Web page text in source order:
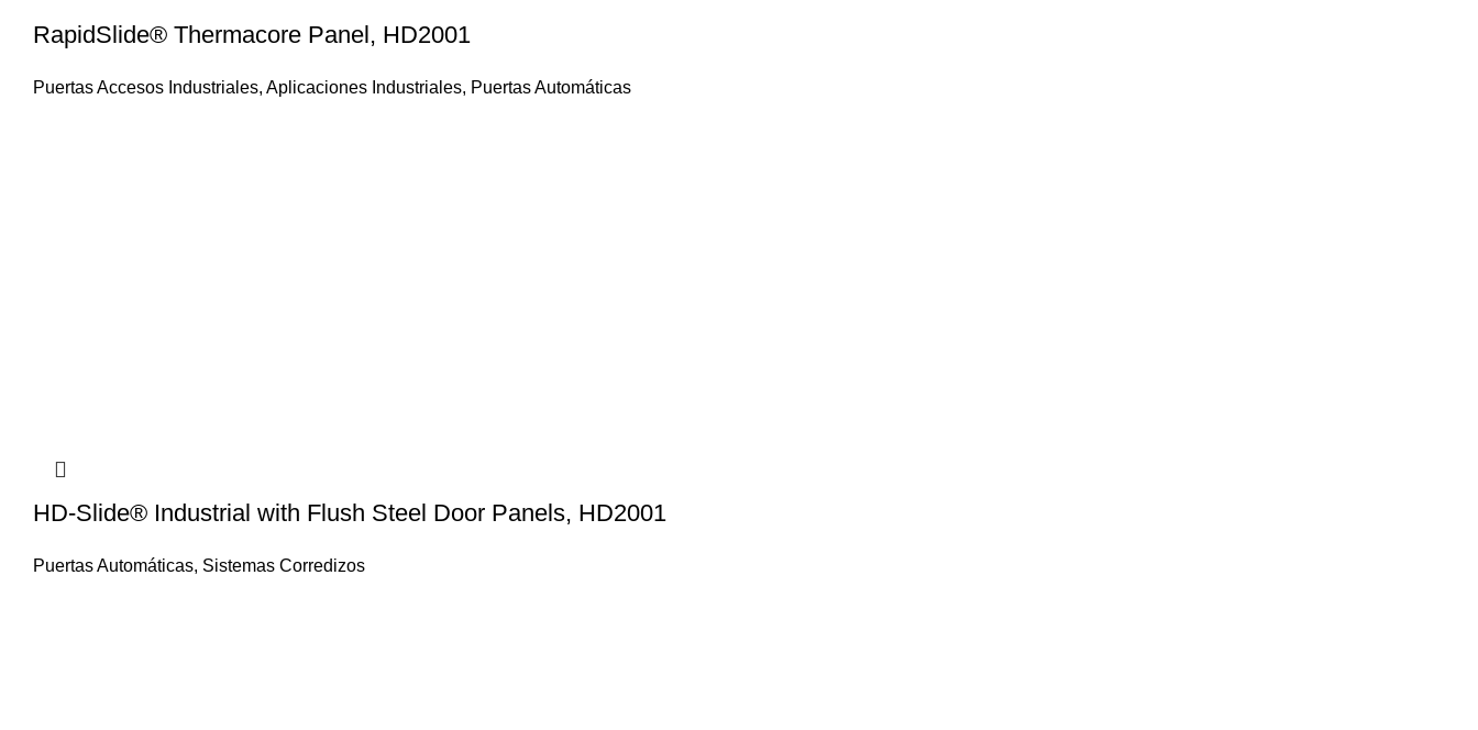
RapidSlide® Thermacore Panel, HD2001
Puertas Accesos Industriales, Aplicaciones Industriales, Puertas Automáticas
HD-Slide® Industrial with Flush Steel Door Panels, HD2001
Puertas Automáticas, Sistemas Corredizos